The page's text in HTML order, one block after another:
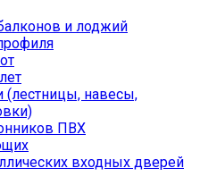
и лоджий
(лестницы, навесы,
ПВХ
входных дверей